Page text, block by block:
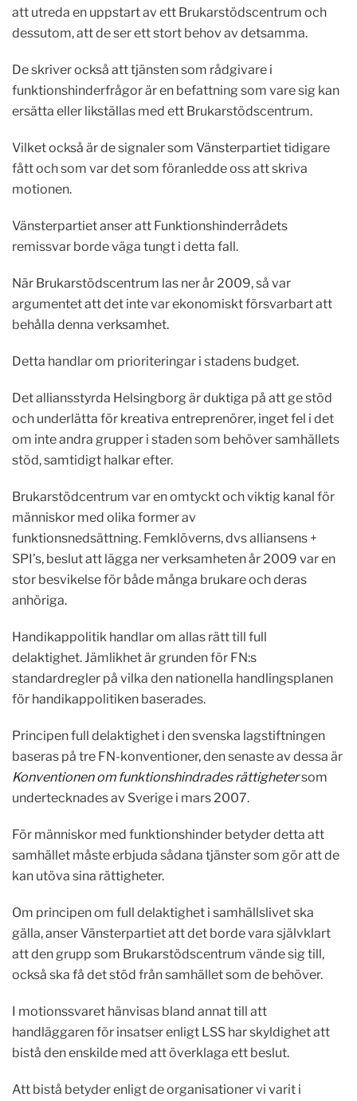
att utreda en uppstart av ett Brukarstödscentrum och
dessutom, att de ser ett stort behov av detsamma.
De skriver också att tjänsten som rådgivare i
funktionshinderfrågor är en befattning som vare sig kan
ersätta eller likställas med ett Brukarstödscentrum.
Vilket också är de signaler som Vänsterpartiet tidigare
fått och som var det som föranledde oss att skriva
motionen.
Vänsterpartiet anser att Funktionshinderrådets
remissvar borde väga tungt i detta fall.
När Brukarstödscentrum las ner år 2009, så var
argumentet att det inte var ekonomiskt försvarbart att
behålla denna verksamhet.
Detta handlar om prioriteringar i stadens budget.
Det alliansstyrda Helsingborg är duktiga på att ge stöd
och underlätta för kreativa entreprenörer, inget fel i det
om inte andra grupper i staden som behöver samhällets
stöd, samtidigt halkar efter.
Brukarstödcentrum var en omtyckt och viktig kanal för
människor med olika former av
funktionsnedsättning. Femklöverns, dvs alliansens +
SPI’s, beslut att lägga ner verksamheten år 2009 var en
stor besvikelse för både många brukare och deras
anhöriga.
Handikappolitik handlar om allas rätt till full
delaktighet. Jämlikhet är grunden för FN:s
standardregler på vilka den nationella handlingsplanen
för handikappolitiken baserades.
Principen full delaktighet i den svenska lagstiftningen
baseras på tre FN-konventioner, den senaste av dessa är
Konventionen om funktionshindrades rättighetersom
undertecknades av Sverige i mars 2007.
För människor med funktionshinder betyder detta att
samhället måste erbjuda sådana tjänster som gör att de
kan utöva sina rättigheter.
Om principen om full delaktighet i samhällslivet ska
gälla, anser Vänsterpartiet att det borde vara självklart
att den grupp som Brukarstödscentrum vände sig till,
också ska få det stöd från samhället som de behöver.
I motionssvaret hänvisas bland annat till att
handläggaren för insatser enligt LSS har skyldighet att
bistå den enskilde med att överklaga ett beslut.
Att bistå betyder enligt de organisationer vi varit i